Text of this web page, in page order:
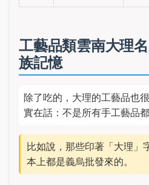
工藝品類雲南大理
族記憶
除了吃的，大理的工藝品也
實在話：不是所有手工藝品都
比如說，那些印著「大理」
本上都是義烏批發來的。